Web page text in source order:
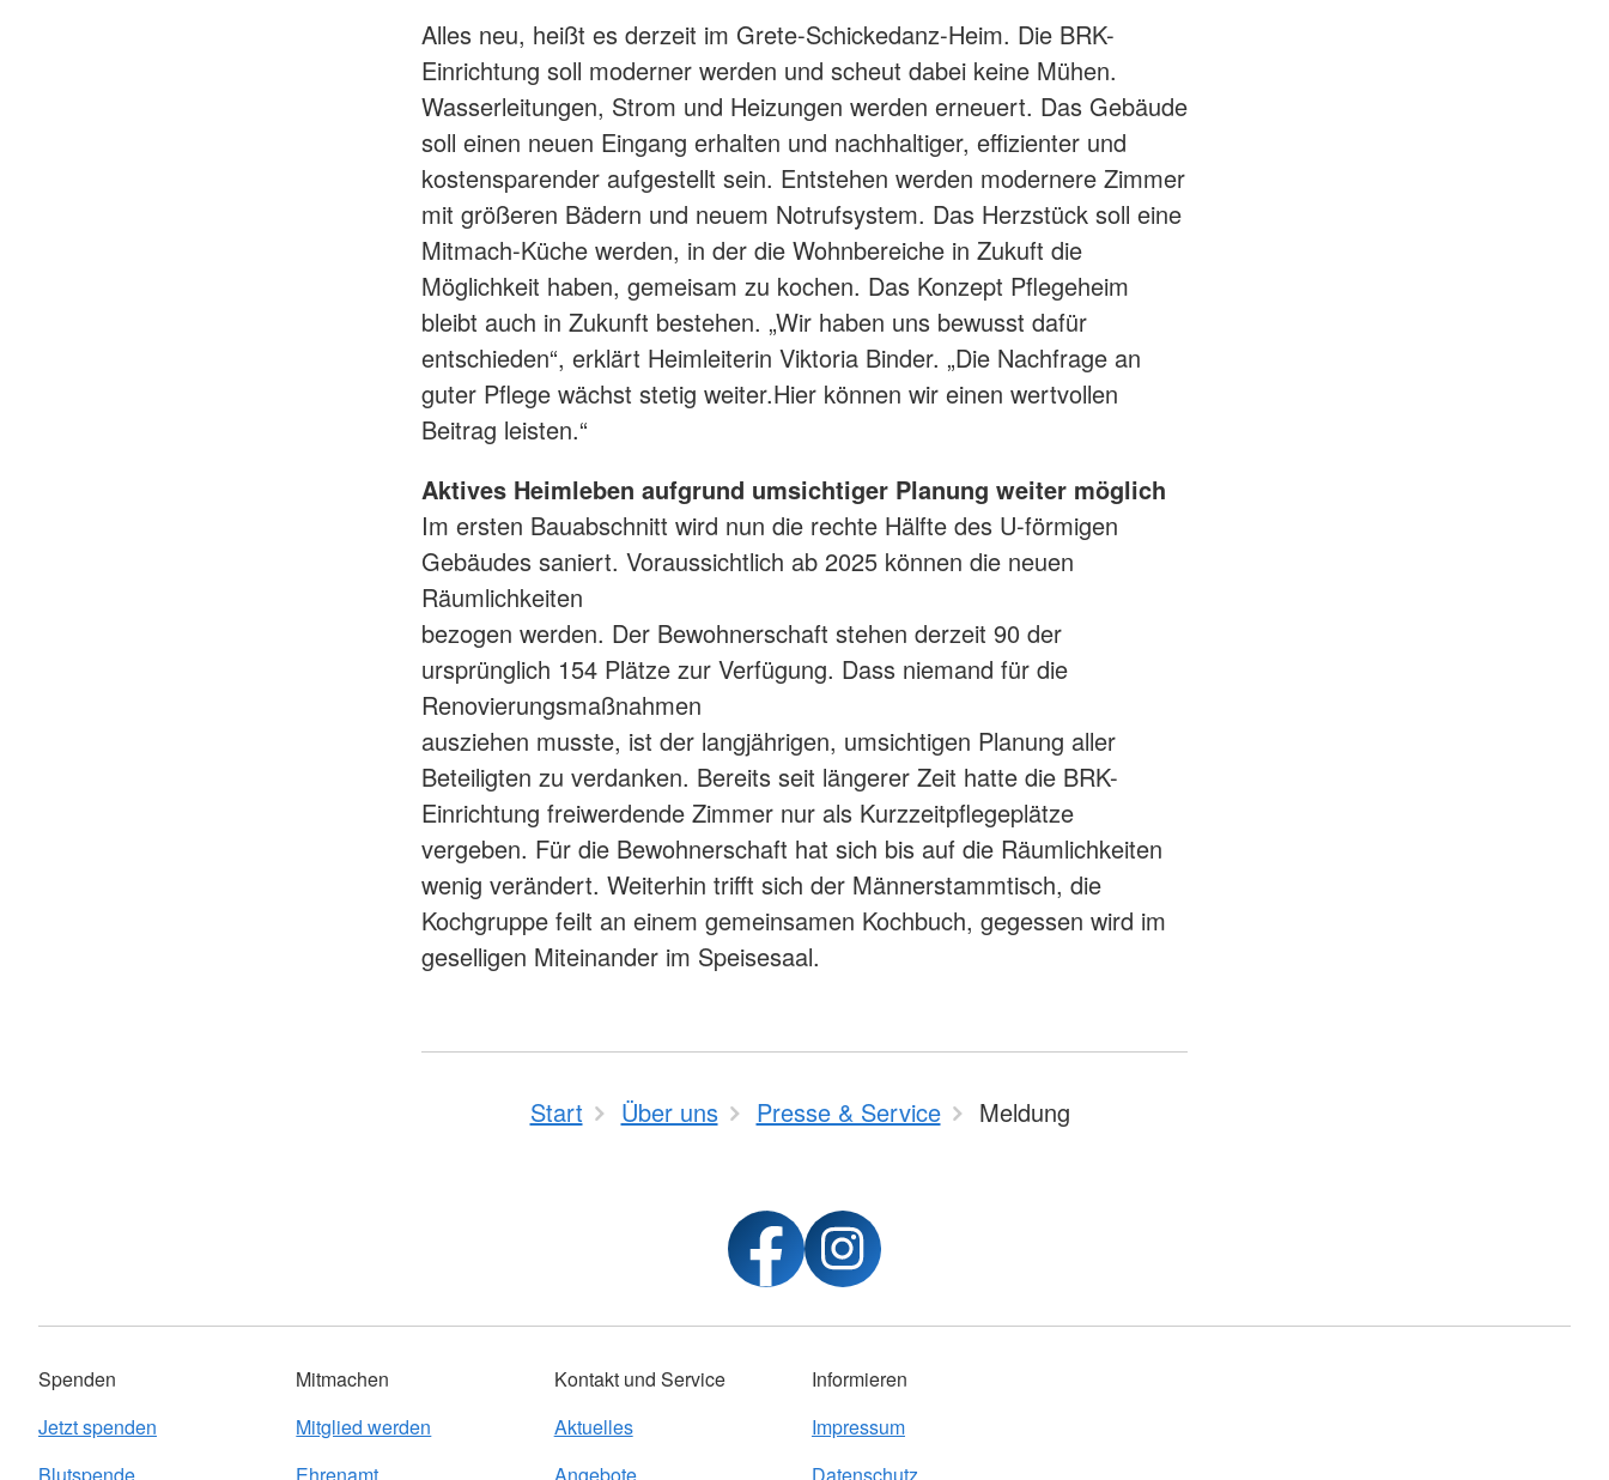
Alles neu, heißt es derzeit im Grete-Schickedanz-Heim. Die BRK-
Einrichtung soll moderner werden und scheut dabei keine Mühen.
Wasserleitungen, Strom und Heizungen werden erneuert. Das Gebäude
soll einen neuen Eingang erhalten und nachhaltiger, effizienter und
kostensparender aufgestellt sein. Entstehen werden modernere Zimmer
mit größeren Bädern und neuem Notrufsystem. Das Herzstück soll eine
Mitmach-Küche werden, in der die Wohnbereiche in Zukuft die
Möglichkeit haben, gemeisam zu kochen. Das Konzept Pflegeheim
bleibt auch in Zukunft bestehen. „Wir haben uns bewusst dafür
entschieden“, erklärt Heimleiterin Viktoria Binder. „Die Nachfrage an
guter Pflege wächst stetig weiter.Hier können wir einen wertvollen
Beitrag leisten.“
Aktives Heimleben aufgrund umsichtiger Planung weiter möglich
Im ersten Bauabschnitt wird nun die rechte Hälfte des U-förmigen
Gebäudes saniert. Voraussichtlich ab 2025 können die neuen
Räumlichkeiten
bezogen werden. Der Bewohnerschaft stehen derzeit 90 der
ursprünglich 154 Plätze zur Verfügung. Dass niemand für die
Renovierungsmaßnahmen
ausziehen musste, ist der langjährigen, umsichtigen Planung aller
Beteiligten zu verdanken. Bereits seit längerer Zeit hatte die BRK-
Einrichtung freiwerdende Zimmer nur als Kurzzeitpflegeplätze
vergeben. Für die Bewohnerschaft hat sich bis auf die Räumlichkeiten
wenig verändert. Weiterhin trifft sich der Männerstammtisch, die
Kochgruppe feilt an einem gemeinsamen Kochbuch, gegessen wird im
geselligen Miteinander im Speisesaal.
Start Über uns Presse & Service Meldung
Spenden
Jetzt spenden
Mitmachen
Mitglied werden
Kontakt und Service
Aktuelles
Informieren
Impressum